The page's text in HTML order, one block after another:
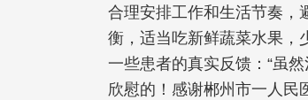
合理安排工作和生活节奏，
衡，适当吃新鲜蔬菜水果，
一些患者的真实反馈：“虽
欣慰的！感谢郴州市一人民